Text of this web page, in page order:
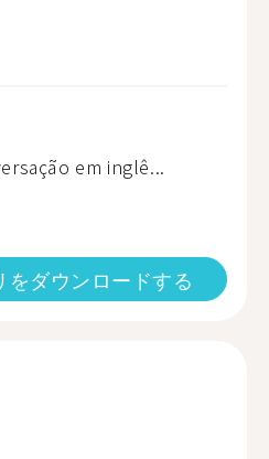
em inglê...
をダウンロードする